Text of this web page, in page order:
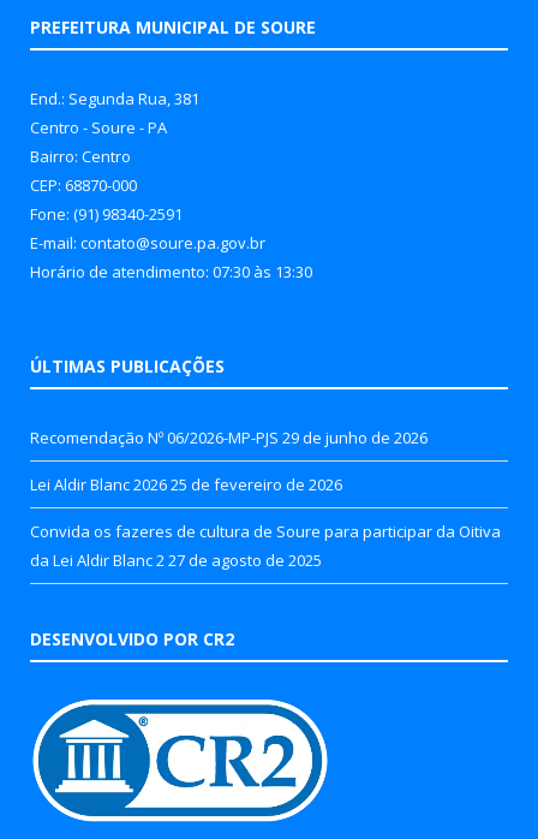
PREFEITURA MUNICIPAL DE SOURE
End.: Segunda Rua, 381
Centro - Soure - PA
Bairro: Centro
CEP: 68870-000
Fone: (91) 98340-2591
E-mail: contato@soure.pa.gov.br
Horário de atendimento: 07:30 às 13:30
ÚLTIMAS PUBLICAÇÕES
Recomendação Nº 06/2026-MP-PJS 29 de junho de 2026
Lei Aldir Blanc 202625 de fevereiro de 2026
Convida os fazeres de cultura de Soure para participar da Oitiva
da Lei Aldir Blanc 2 27 de agosto de 2025
DESENVOLVIDO POR CR2